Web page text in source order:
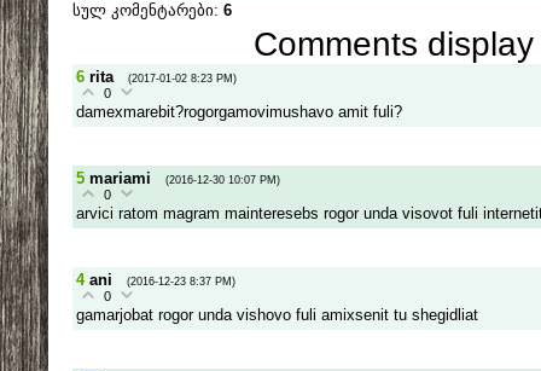
სულ კომენტარები: 6
Comments
6 rita (2017-01-02 8:23 PM)
0
damexmarebit?rogorgamovimushavo amit fuli?
5 mariami (2016-12-30 10:07 PM)
0
arvici ratom magram mainteresebs rogor unda visovot fuli
4 ani (2016-12-23 8:37 PM)
0
gamarjobat rogor unda vishovo fuli amixsenit tu shegidliat